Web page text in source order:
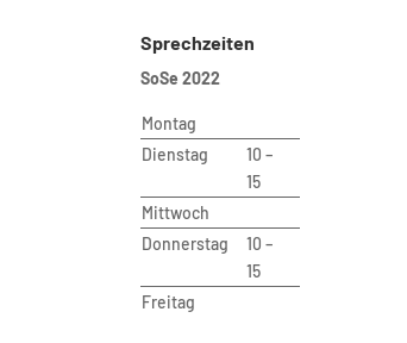
Sprechzeiten
SoSe 2022
Montag
Dienstag
10 –
15
Mittwoch
Donnerstag
10 –
15
Freitag